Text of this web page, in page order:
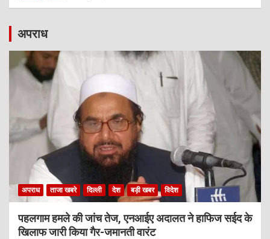
अपराध
अपराध ताजा खबरे दिल्ली देश बड़ी खबर विदेश
पहलगाम हमले की जांच तेज, एनआईए अदालत ने हाफिज सईद के
खिलाफ जारी किया गैर-जमानती वारंट